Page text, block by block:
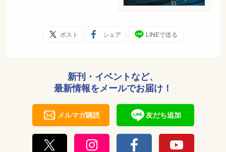
ポスト シェア LINEで送る
新刊・イベントなど、
最新情報をメールでお届け！
メルマガ購読 友だち追加